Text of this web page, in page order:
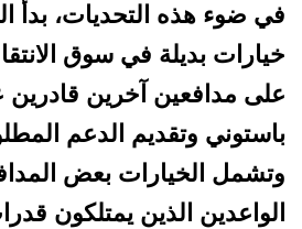
في ضوء هذه التحديات، بدأ
خيارات بديلة في سوق
على مدافعين آخرين
باستوني وتقديم الدعم
وتشمل الخيارات بعض
الواعدين الذين يمتلكون